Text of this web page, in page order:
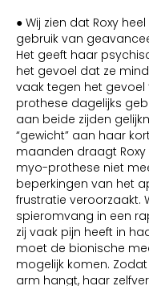
● Wij zien dat Roxy
gebruik van
Het geeft haar
het gevoel dat ze
vaak tegen het gevoel
prothese dagelijks
aan beide zijden
“gewicht” aan haar
maanden draagt
myo-prothese niet
beperkingen van het
frustratie veroorzaakt.
spieromvang in een
zij vaak pijn heeft in
moet de bionische
mogelijk komen.
arm hangt, haar